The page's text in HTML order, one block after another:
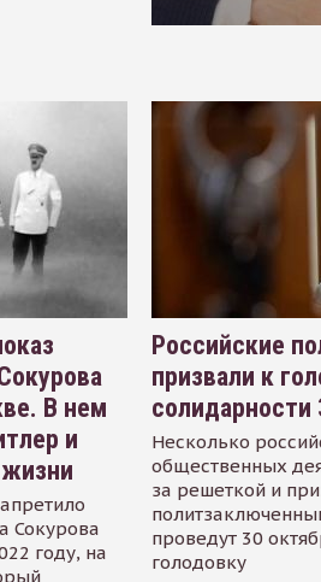
В нем
и
Сокурова
году, на
Российские
призвали к
солидарности
Несколько
общественных
за решеткой и
проведут 30
голодовку